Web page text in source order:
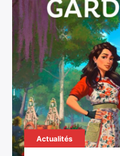
Actualités